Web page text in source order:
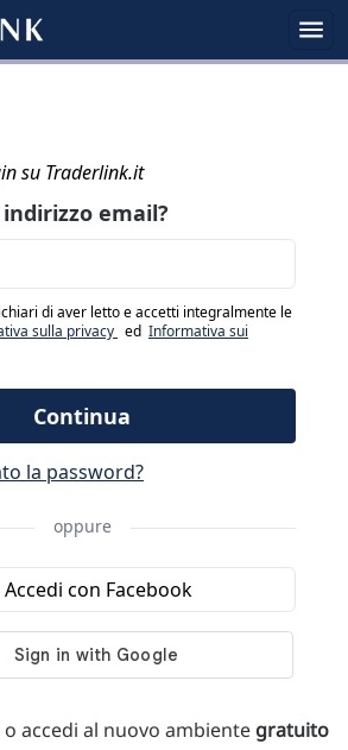
accedi al nuovo ambiente gratuito